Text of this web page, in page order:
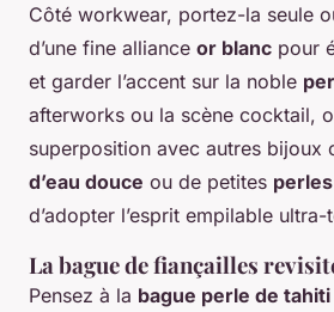
Côté workwear, portez-la seule
d’une fine alliance or blanc pour
et garder l’accent sur la noble
afterworks ou la scène cocktail,
superposition avec autres bijoux
d’eau douce ou de petites
d’adopter l’esprit empilable ultra-
La bague de fiançailles
Pensez à la bague perle de tahiti